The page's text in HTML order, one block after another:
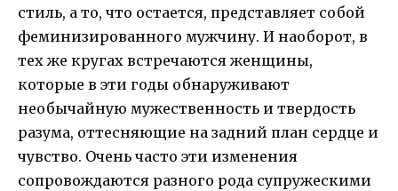
стиль, а то, что остается, представляет собой
феминизированного мужчину. И наоборот, в
тех же кругах встречаются женщины,
которые в эти годы обнаруживают
необычайную мужественность и твердость
разума, оттесняющие на задний план сердце и
чувство. Очень часто эти изменения
сопровождаются разного рода супружескими